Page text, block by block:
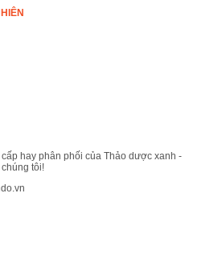
hay phân phối của Thảo dược xanh -
tôi!